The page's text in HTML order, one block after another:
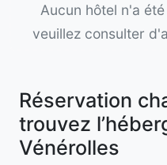
Aucun hôtel n'a
veuillez consulter
Réservation
trouvez
Vénérolles